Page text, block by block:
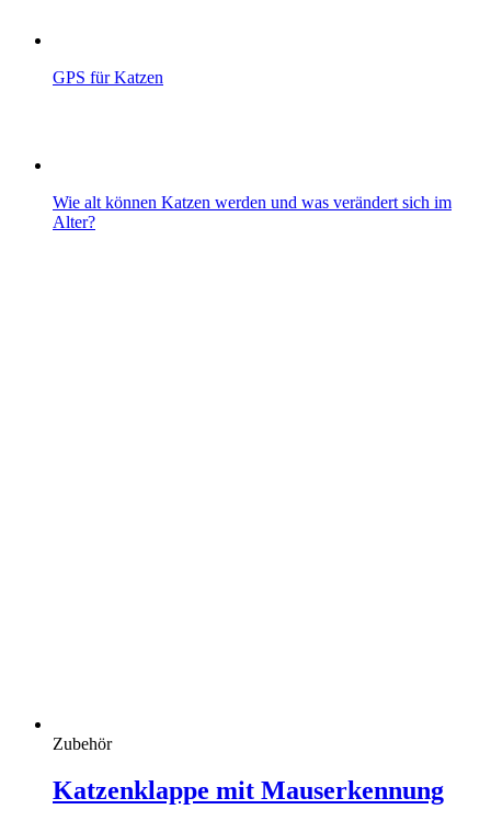
GPS für Katzen
Wie alt können Katzen werden und was verändert sich im
Alter?
Zubehör
Katzenklappe mit Mauserkennung